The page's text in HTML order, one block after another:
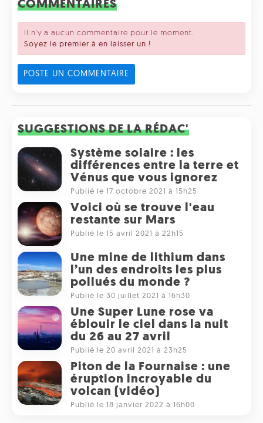
COMMENTAIRES
Il n'y a aucun commentaire pour le moment.
Soyez le premier à en laisser un !
POSTE UN COMMENTAIRE
SUGGESTIONS DE LA RÉDAC'
Système solaire : les
différences entre la terre et
Vénus que vous ignorez
Publié le 17 octobre 2021 à 15h25
Voici où se trouve l'eau
restante sur Mars
Publié le 15 avril 2021 à 22h15
Une mine de lithium dans
l’un des endroits les plus
pollués du monde ?
Publié le 30 juillet 2021 à 16h30
Une Super Lune rose va
éblouir le ciel dans la nuit
du 26 au 27 avril
Publié le 20 avril 2021 à 23h25
Piton de la Fournaise : une
éruption incroyable du
volcan (vidéo)
Publié le 18 janvier 2022 à 16h00